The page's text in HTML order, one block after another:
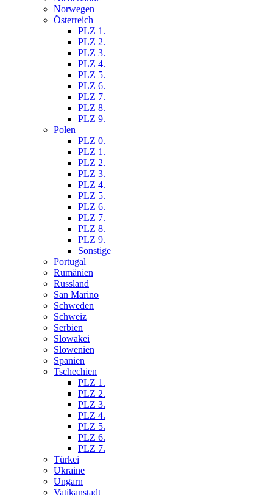
Norwegen
Österreich
PLZ 1.
PLZ 2.
PLZ 3.
PLZ 4.
PLZ 5.
PLZ 6.
PLZ 7.
PLZ 8.
PLZ 9.
Polen
PLZ 0.
PLZ 1.
PLZ 2.
PLZ 3.
PLZ 4.
PLZ 5.
PLZ 6.
PLZ 7.
PLZ 8.
PLZ 9.
Sonstige
Portugal
Rumänien
Russland
San Marino
Schweden
Schweiz
Serbien
Slowakei
Slowenien
Spanien
Tschechien
PLZ 1.
PLZ 2.
PLZ 3.
PLZ 4.
PLZ 5.
PLZ 6.
PLZ 7.
Türkei
Ukraine
Ungarn
Vatikanstadt